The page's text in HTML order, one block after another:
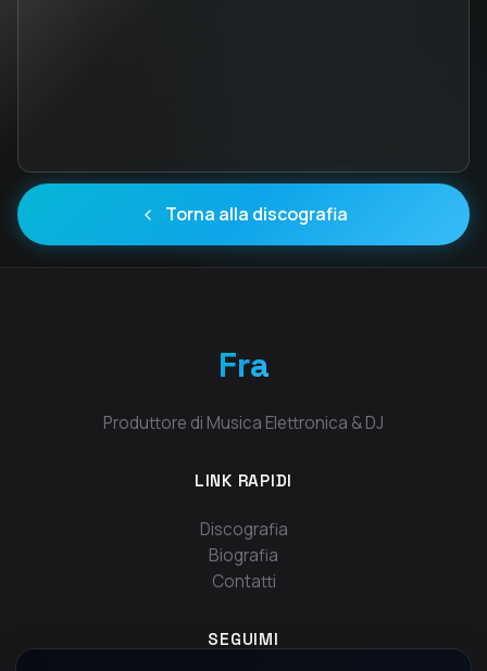
Torna alla discografia
Fra
Produttore di Musica Elettronica & DJ
LINK RAPIDI
Discografia
Biografia
Contatti
SEGUIMI